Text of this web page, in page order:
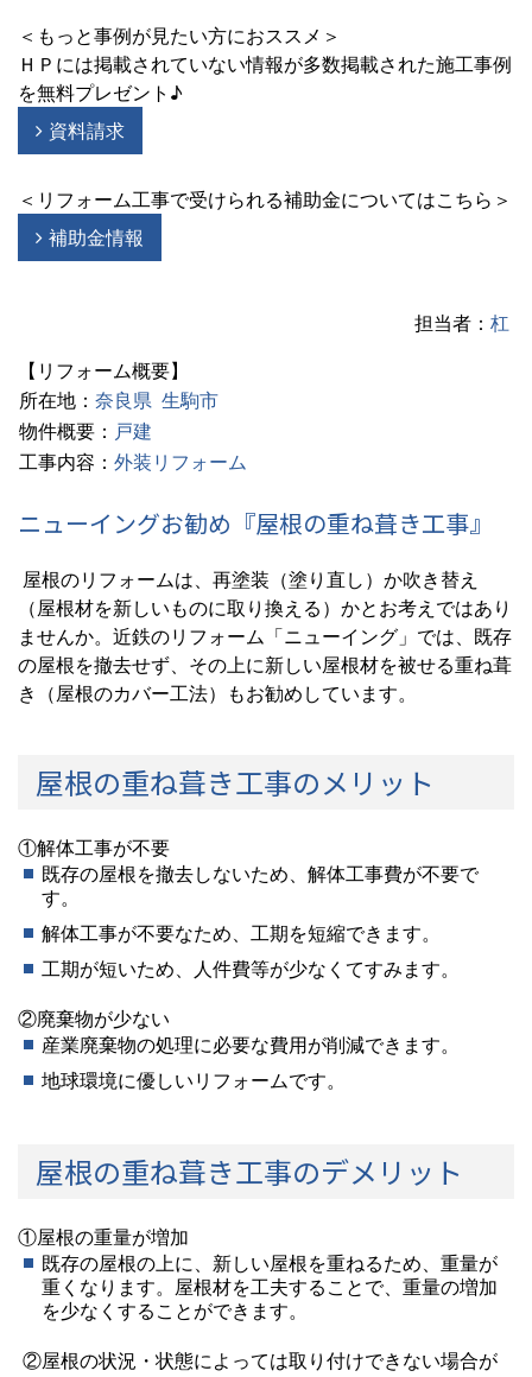
＜もっと事例が見たい方におススメ＞
ＨＰには掲載されていない情報が多数掲載された施工事例
を無料プレゼント♪
資料請求
＜リフォーム工事で受けられる補助金についてはこちら＞
補助金情報
担当者： 杠
【リフォーム概要】
所在地： 奈良県 生駒市
物件概要： 戸建
工事内容： 外装リフォーム
ニューイングお勧め『屋根の重ね葺き工事』
屋根のリフォームは、再塗装（塗り直し）か吹き替え
（屋根材を新しいものに取り換える）かとお考えではあり
ませんか。近鉄のリフォーム「ニューイング」では、既存
の屋根を撤去せず、その上に新しい屋根材を被せる重ね葺
き（屋根のカバー工法）もお勧めしています。
屋根の重ね葺き工事のメリット
①解体工事が不要
既存の屋根を撤去しないため、解体工事費が不要で
す。
解体工事が不要なため、工期を短縮できます。
工期が短いため、人件費等が少なくてすみます。
②廃棄物が少ない
産業廃棄物の処理に必要な費用が削減できます。
地球環境に優しいリフォームです。
屋根の重ね葺き工事のデメリット
①屋根の重量が増加
既存の屋根の上に、新しい屋根を重ねるため、重量が
重くなります。屋根材を工夫することで、重量の増加
を少なくすることができます。
②屋根の状況・状態によっては取り付けできない場合が